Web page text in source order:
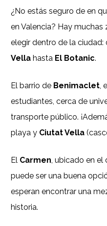
¿No estás seguro de en
en Valencia? Hay
elegir dentro de la ciudad:
Vella hasta El Botanic.
El barrio de Benimaclet,
estudiantes, cerca de
transporte público.
playa y Ciutat Vella
El Carmen, ubicado en el
puede ser una buena
esperan encontrar una
historia.